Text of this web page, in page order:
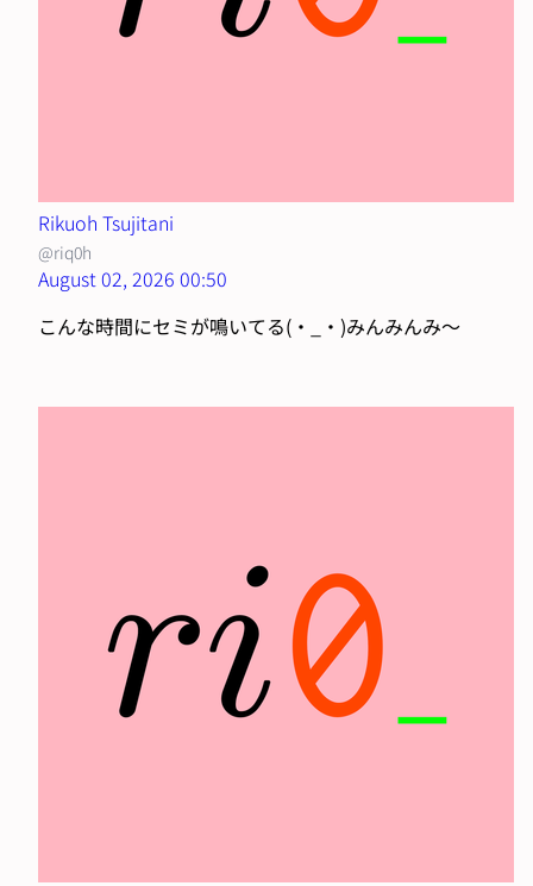
Rikuoh Tsujitani
@riq0h
August 02, 2026 00:50
こんな時間にセミが鳴いてる(・_・)みんみんみ〜